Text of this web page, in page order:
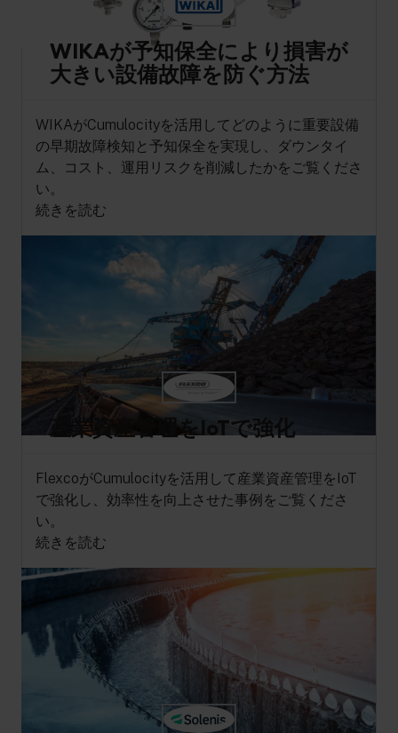
WIKAが予知保全により損害が
大きい設備故障を防ぐ方法
WIKAがCumulocityを活用してどのように重要設備
の早期故障検知と予知保全を実現し、ダウンタイ
ム、コスト、運用リスクを削減したかをご覧くださ
い。
続きを読む
産業資産管理をIoTで強化
FlexcoがCumulocityを活用して産業資産管理をIoT
で強化し、効率性を向上させた事例をご覧くださ
い。
続きを読む